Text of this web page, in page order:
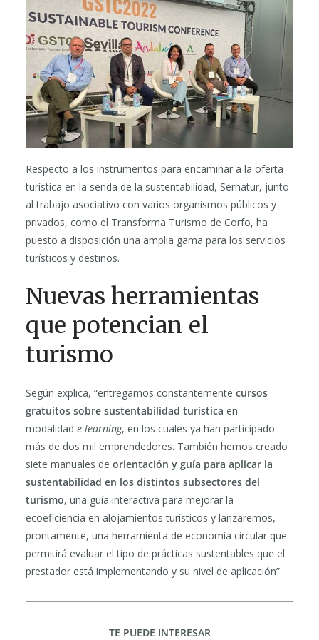
Respecto a los instrumentos para encaminar a la oferta
turística en la senda de la sustentabilidad, Sernatur, junto
al trabajo asociativo con varios organismos públicos y
privados, como el Transforma Turismo de Corfo, ha
puesto a disposición una amplia gama para los servicios
turísticos y destinos.
Nuevas herramientas
que potencian el
turismo
Según explica, “entregamos constantemente cursos
gratuitos sobre sustentabilidad turística en
modalidad e-learning, en los cuales ya han participado
más de dos mil emprendedores. También hemos creado
siete manuales de orientación y guía para aplicar la
sustentabilidad en los distintos subsectores del
turismo, una guía interactiva para mejorar la
ecoeficiencia en alojamientos turísticos y lanzaremos,
prontamente, una herramienta de economía circular que
permitirá evaluar el tipo de prácticas sustentables que el
prestador está implementando y su nivel de aplicación”.
TE PUEDE INTERESAR